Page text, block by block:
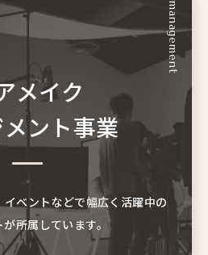
メイク
ント事業
management
イベントなどで幅広く活躍中の
所属しています。